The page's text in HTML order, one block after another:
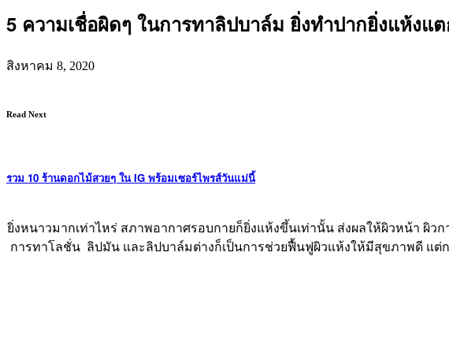
5 ความเชื่อผิดๆ ในการทาลิปบาล์ม ยิ่งทำปากยิ่งแห้งแ
สิงหาคม 8, 2020
Read Next
รวม 10 ร้านดอกไม้สวยๆ ใน IG พร้อมเซอร์ไพรส์วันแม่นี้
ยิ่งหนาวมากเท่าไหร่ สภาพอากาศรอบกายก็ยิ่งแห้งขึ้นเท่านั้น ส่งผลให้ผิวหน้า ผิ
การทาโลชั่น ลิปมัน และลิปบาล์มต่างก็เป็นการช่วยฟื้นฟูผิวแห้งให้มีสุขภาพดี แต่